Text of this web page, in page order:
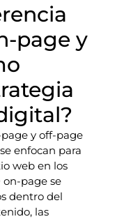
page y
y off-page
enfocan para
web en los
on-page se
dentro del
las